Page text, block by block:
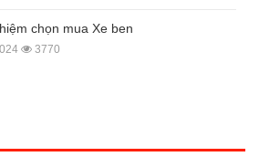
chọn mua Xe ben
3770